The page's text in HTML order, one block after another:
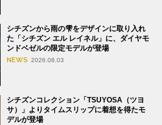
シチズンから雨の雫をデザインに取り入れ
た「シチズン エル レイネル」に、ダイヤモ
ンドベゼルの限定モデルが登場
NEWS 2026.08.03
シチズンコレクション「TSUYOSA（ツヨ
サ）」よりタイムスリップに着想を得たモ
デルが登場